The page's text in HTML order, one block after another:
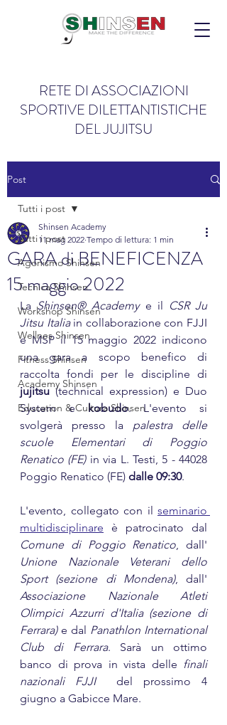
RETE DI ASSOCIAZIONI
SPORTIVE DILETTANTISTICHE
DEL JUJITSU
Post
Tutti i post
Agonismo Shinsen
Tecnica Shinsen
Workshop Shinsen
Wellnes Shinsen
Fitness Shinsen
Academy Shinsen
Education & Cultura Shinsen
Tutti i post
GARA di BENEFICENZA
15 maggio 2022
Shinsen Academy
11 mag 2022 Tempo di lettura: 1 min
La Shinsen® Academy e il CSR Ju
Jitsu Italia in collaborazione con FJJI
e MSP il 15 maggio 2022 indicono
una gara a scopo benefico di
raccolta fondi per le discipline di
jujitsu (technical expression) e Duo
System e kobudo. L'evento si
svolgerà presso la palestra delle
scuole Elementari di Poggio
Renatico (FE) in via L. Testi, 5 - 44028
Poggio Renatico (FE) dalle 09:30.
L'evento, collegato con il seminario
multidisciplinare
Comune di Poggio Renatico
Unione Nazionale Veterani dello
Sport (sezione di Mondena)
Associazione Nazionale Atleti
Olimpici Azzurri d'Italia (sezione di
Ferrara) e dal Panathlon International
Club di Ferrara. Sarà un ottimo
banco di prova in vista delle finali
nazionali FJJI
del prossimo 4
giugno a Gabicce Mare.